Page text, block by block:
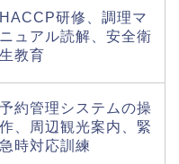
HACCP研修、調理マ
ニュアル読解、安全衛
生教育
予約管理システムの操
作、周辺観光案内、緊
急時対応訓練